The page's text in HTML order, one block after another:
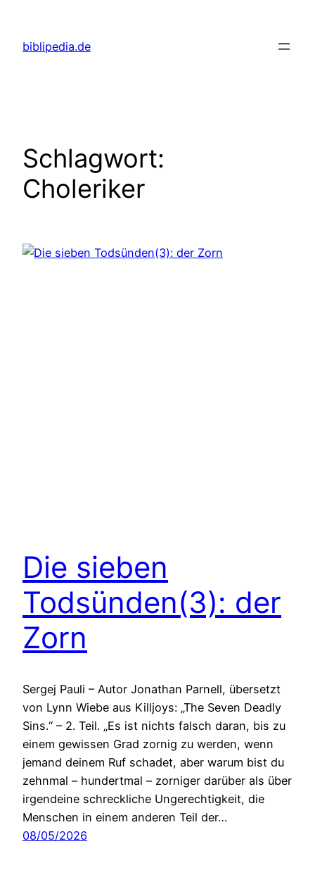
springen
biblipedia.de
Schlagwort:
Choleriker
Die sieben
Todsünden(3): der
Zorn
Sergej Pauli – Autor Jonathan Parnell, übersetzt
von Lynn Wiebe aus Killjoys: „The Seven Deadly
Sins.“ – 2. Teil. „Es ist nichts falsch daran, bis zu
einem gewissen Grad zornig zu werden, wenn
jemand deinem Ruf schadet, aber warum bist du
zehnmal – hundertmal – zorniger darüber als über
irgendeine schreckliche Ungerechtigkeit, die
Menschen in einem anderen Teil der…
08/05/2026